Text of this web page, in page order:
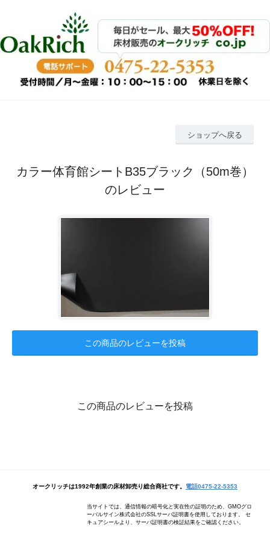
ショップへ戻る
カラー体育館シートB35ブラック（50m巻）
のレビュー
この商品のレビューを投稿
この商品のレビューを投稿
オークリッチは1992年創業の床材卸売り総合商社です。 電話0475-22-5353
当サイトでは、通信情報の暗号化と実在性の証明のため、GMOグロ
ーバルサイン株式会社のSSLサーバ証明書を使用しております。 セ
キュアシールより、サーバ証明書の検証結果をご確認ください。